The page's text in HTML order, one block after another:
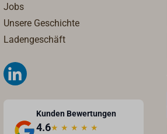
Jobs
Unsere Geschichte
Ladengeschäft
Kunden Bewertungen
4.6★ ★ ★ ★ ★